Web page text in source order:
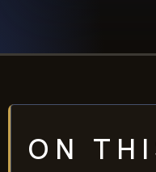
ON